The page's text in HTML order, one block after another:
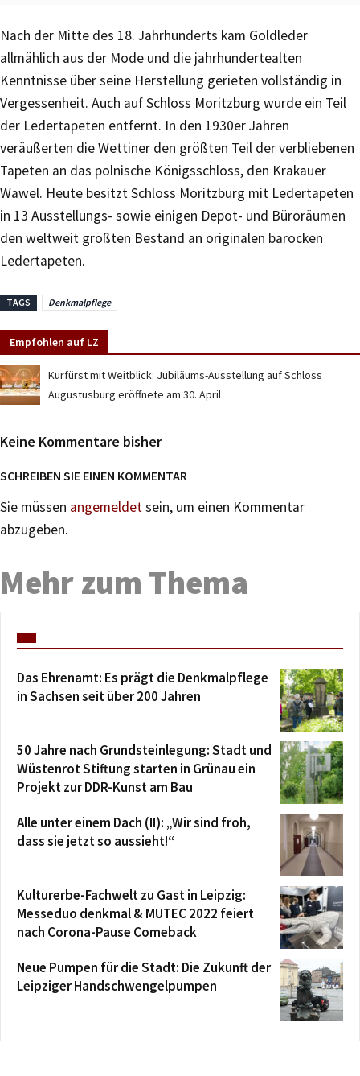
Nach der Mitte des 18. Jahrhunderts kam Goldleder
allmählich aus der Mode und die jahrhundertealten
Kenntnisse über seine Herstellung gerieten vollständig in
Vergessenheit. Auch auf Schloss Moritzburg wurde ein Teil
der Ledertapeten entfernt. In den 1930er Jahren
veräußerten die Wettiner den größten Teil der verbliebenen
Tapeten an das polnische Königsschloss, den Krakauer
Wawel. Heute besitzt Schloss Moritzburg mit Ledertapeten
in 13 Ausstellungs- sowie einigen Depot- und Büroräumen
den weltweit größten Bestand an originalen barocken
Ledertapeten.
TAGS Denkmalpflege
Empfohlen auf LZ
Kurfürst mit Weitblick: Jubiläums-Ausstellung auf Schloss
Augustusburg eröffnete am 30. April
Keine Kommentare bisher
SCHREIBEN SIE EINEN KOMMENTAR
Sie müssen angemeldetsein, um einen Kommentar
abzugeben.
Mehr zum Thema
Das Ehrenamt: Es prägt die Denkmalpflege
in Sachsen seit über 200 Jahren
50 Jahre nach Grundsteinlegung: Stadt und
Wüstenrot Stiftung starten in Grünau ein
Projekt zur DDR-Kunst am Bau
Alle unter einem Dach (II): „Wir sind froh,
dass sie jetzt so aussieht!“
Kulturerbe-Fachwelt zu Gast in Leipzig:
Messeduo denkmal & MUTEC 2022 feiert
nach Corona-Pause Comeback
Neue Pumpen für die Stadt: Die Zukunft der
Leipziger Handschwengelpumpen